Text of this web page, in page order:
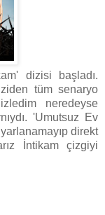
dizisi başladı.
tüm senaryo
neredeyse
'Umutsuz Ev
direkt
İntikam çizgiyi